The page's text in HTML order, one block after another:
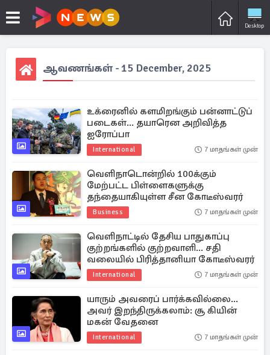
Desktop
ஆவணங்கள் - 15 December, 2025
உக்ரைனில் களமிறங்கும் பன்னாட்டுப்
படைகள்... தயாரென அறிவித்த
ஐரோப்பா
International 7 மாதங்கள் முன்
வெளிநாடொன்றில் 100க்கும்
மேற்பட்ட பிள்ளைகளுக்கு
தந்தையாகியுள்ள சீன கோடீஸ்வரர்
Business 7 மாதங்கள் முன்
வெளிநாட்டில் தேசிய பாதுகாப்பு
குற்றங்களில் குற்றவாளி... சதி
வலையில் பிரித்தானியா கோடீஸ்வரர்
International 7 மாதங்கள் முன்
யாரும் அவரைப் பார்க்கவில்லை...
அவர் இறந்திருக்கலாம்: சூ கியின்
மகன் வேதனை
International 7 மாதங்கள் முன்